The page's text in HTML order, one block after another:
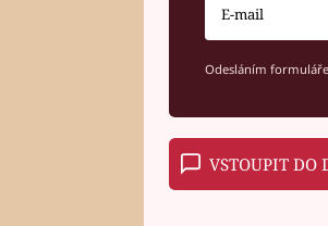
Odesláním
VSTOUPIT DO